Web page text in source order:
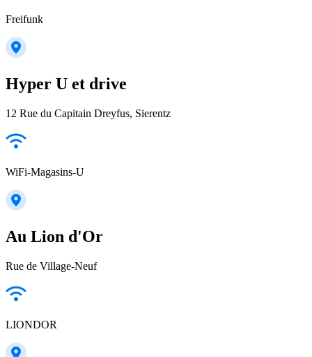
Freifunk
Hyper U et drive
12 Rue du Capitain Dreyfus, Sierentz
WiFi-Magasins-U
Au Lion d'Or
Rue de Village-Neuf
LIONDOR